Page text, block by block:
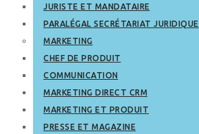
JURISTE ET MANDATAIRE
PARALÉGAL SECRÉTARIAT JURIDIQUE
MARKETING
CHEF DE PRODUIT
COMMUNICATION
MARKETING DIRECT CRM
MARKETING ET PRODUIT
PRESSE ET MAGAZINE